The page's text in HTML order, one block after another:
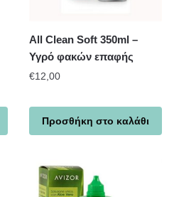
All Clean Soft 350ml –
Υγρό φακών επαφής
€12,00
Προσθήκη στο καλάθι